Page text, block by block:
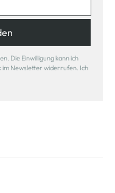
Die Einwilligung kann ich
im Newsletter widerrufen. Ich